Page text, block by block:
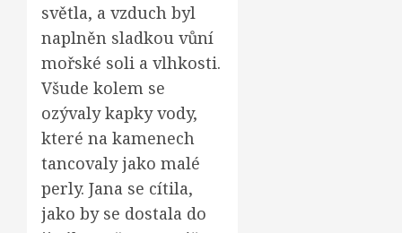
světla, a vzduch byl
naplněn sladkou vůní
mořské soli a vlhkosti.
Všude kolem se
ozývaly kapky vody,
které na kamenech
tancovaly jako malé
perly. Jana se cítila,
jako by se dostala do